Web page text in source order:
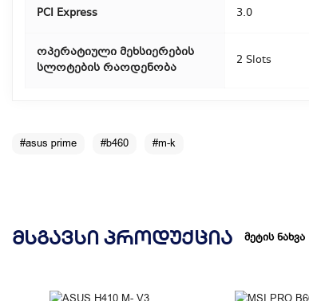
PCI Express 3.0
ოპერატიული მეხსიერების
სლოტების რაოდენობა
2 Slots
#asus prime #b460 #m-k
ᲛᲡᲒᲐᲕᲡᲘ ᲞᲠᲝᲓᲣᲥᲪᲘᲐ მეტის ნახვა